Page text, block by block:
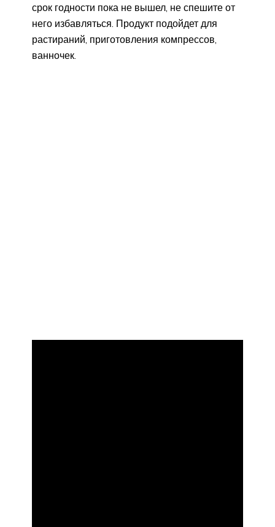
срок годности пока не вышел, не спешите от
него избавляться. Продукт подойдет для
растираний, приготовления компрессов,
ванночек.